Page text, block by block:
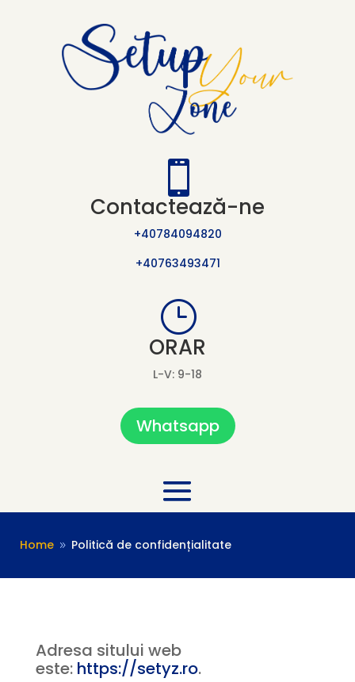

Contactează-ne
+40784094820
+40763493471
}
ORAR
L-V: 9-18
Whatsapp
Home 9 Politică de confidențialitate
Adresa sitului web
este: https://setyz.ro.